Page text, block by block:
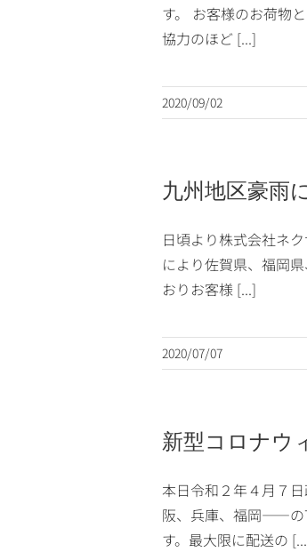
す。 お客様のお荷物
協力のほど [...]
2020/09/02
九州地区豪雨
日頃より株式会社ネ
により佐賀県、福岡
おりお客様 [...]
2020/07/07
新型コロナウ
本日令和２年４月７
阪、兵庫、福岡――の
す。最大限に配送の